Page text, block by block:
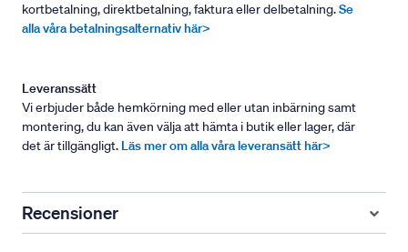
kortbetalning, direktbetalning, faktura eller delbetalning.Se
alla våra betalningsalternativ här>
Leveranssätt
Vi erbjuder både hemkörning med eller utan inbärning samt
montering, du kan även välja att hämta i butik eller lager, där
det är tillgängligt. Läs mer om alla våra leveransätt här>
Recensioner